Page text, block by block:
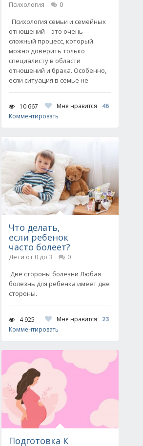
Психология
0
Психология семьи и семейных
отношений – это очень
сложный процесс, который
можно доверить только
специалисту в области
отношений и брака. Особенно,
если ситуация в семье не
10 667 Мне нравится
46
Комментировать
Что делать,
если ребенок
часто болеет?
Дети от 0 до 3
0
Две стороны болезни Любая
болезнь для ребенка имеет две
стороны.
4 925 Мне нравится
23
Комментировать
Подготовка К